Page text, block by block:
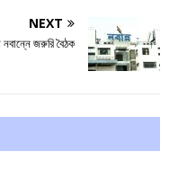
NEXT
নবান্নে জরুরি বৈঠক